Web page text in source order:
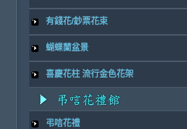
有錢花/鈔票花束
蝴蝶蘭盆景
喜慶花柱 流行金色花架
弔唁花禮